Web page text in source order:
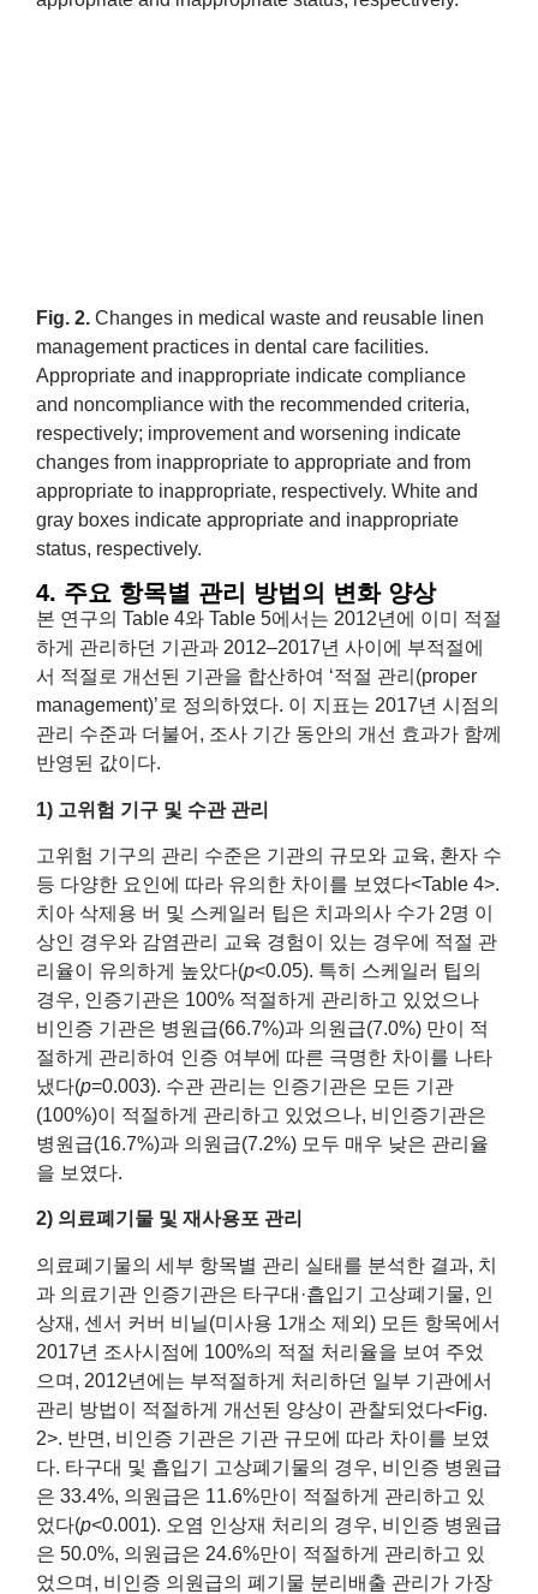
Fig. 2. Changes in medical waste and reusable linen
management practices in dental care facilities.
Appropriate and inappropriate indicate compliance
and noncompliance with the recommended criteria,
respectively; improvement and worsening indicate
changes from inappropriate to appropriate and from
appropriate to inappropriate, respectively. White and
gray boxes indicate appropriate and inappropriate
status, respectively.
4. 주요 항목별 관리 방법의 변화 양상
본 연구의 Table 4와 Table 5에서는 2012년에 이미 적절
하게 관리하던 기관과 2012–2017년 사이에 부적절에
서 적절로 개선된 기관을 합산하여 ‘적절 관리(proper
management)’로 정의하였다. 이 지표는 2017년 시점의
관리 수준과 더불어, 조사 기간 동안의 개선 효과가 함께
반영된 값이다.
1) 고위험 기구 및 수관 관리
고위험 기구의 관리 수준은 기관의 규모와 교육, 환자 수
등 다양한 요인에 따라 유의한 차이를 보였다<Table 4>.
치아 삭제용 버 및 스케일러 팁은 치과의사 수가 2명 이
상인 경우와 감염관리 교육 경험이 있는 경우에 적절 관
리율이 유의하게 높았다(p<0.05). 특히 스케일러 팁의
경우, 인증기관은 100% 적절하게 관리하고 있었으나
비인증 기관은 병원급(66.7%)과 의원급(7.0%) 만이 적
절하게 관리하여 인증 여부에 따른 극명한 차이를 나타
냈다(p=0.003). 수관 관리는 인증기관은 모든 기관
(100%)이 적절하게 관리하고 있었으나, 비인증기관은
병원급(16.7%)과 의원급(7.2%) 모두 매우 낮은 관리율
을 보였다.
2) 의료폐기물 및 재사용포 관리
의료폐기물의 세부 항목별 관리 실태를 분석한 결과, 치
과 의료기관 인증기관은 타구대·흡입기 고상폐기물, 인
상재, 센서 커버 비닐(미사용 1개소 제외) 모든 항목에서
2017년 조사시점에 100%의 적절 처리율을 보여 주었
으며, 2012년에는 부적절하게 처리하던 일부 기관에서
관리 방법이 적절하게 개선된 양상이 관찰되었다<Fig.
2>. 반면, 비인증 기관은 기관 규모에 따라 차이를 보였
다. 타구대 및 흡입기 고상폐기물의 경우, 비인증 병원급
은 33.4%, 의원급은 11.6%만이 적절하게 관리하고 있
었다(p<0.001). 오염 인상재 처리의 경우, 비인증 병원급
은 50.0%, 의원급은 24.6%만이 적절하게 관리하고 있
었으며, 비인증 의원급의 폐기물 분리배출 관리가 가장